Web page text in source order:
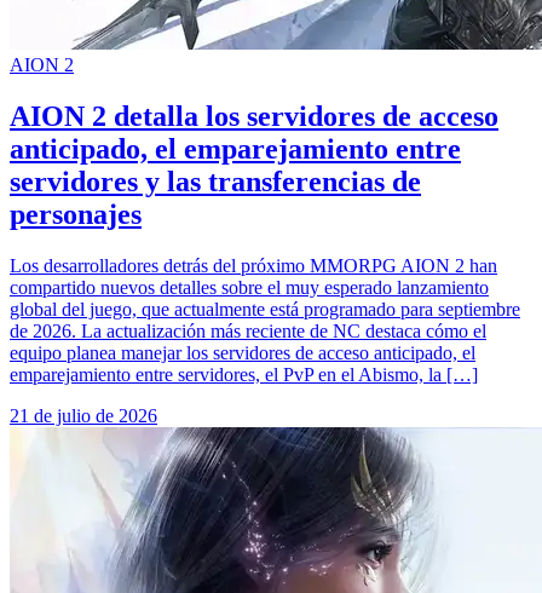
AION 2
AION 2 detalla los servidores de acceso
anticipado, el emparejamiento entre
servidores y las transferencias de
personajes
Los desarrolladores detrás del próximo MMORPG AION 2 han
compartido nuevos detalles sobre el muy esperado lanzamiento
global del juego, que actualmente está programado para septiembre
de 2026. La actualización más reciente de NC destaca cómo el
equipo planea manejar los servidores de acceso anticipado, el
emparejamiento entre servidores, el PvP en el Abismo, la […]
21 de julio de 2026